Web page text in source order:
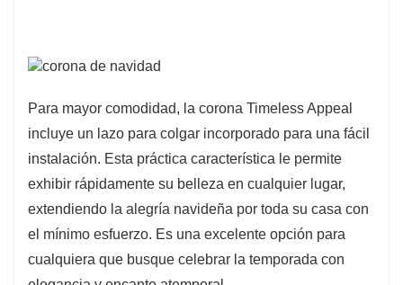
Para mayor comodidad, la corona Timeless Appeal
incluye un lazo para colgar incorporado para una fácil
instalación. Esta práctica característica le permite
exhibir rápidamente su belleza en cualquier lugar,
extendiendo la alegría navideña por toda su casa con
el mínimo esfuerzo. Es una excelente opción para
cualquiera que busque celebrar la temporada con